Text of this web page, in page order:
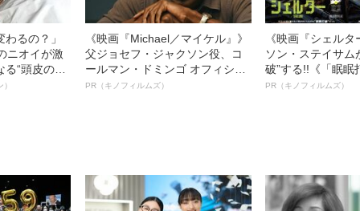
るの？」
ニオイが激
“頭皮のニ
解消す
《映画『Michael／マイケル』》
父ジョセフ・ジャクソン役、コ
ールマン・ドミンゴ オフィシャ
ルインタビュー“観客を魅了した
PR（キノフィルムズ）
《映画『シェル
ソン・ステイサム
破”する!!《「眠眠
ボ》
PR（キノフィルムズ）